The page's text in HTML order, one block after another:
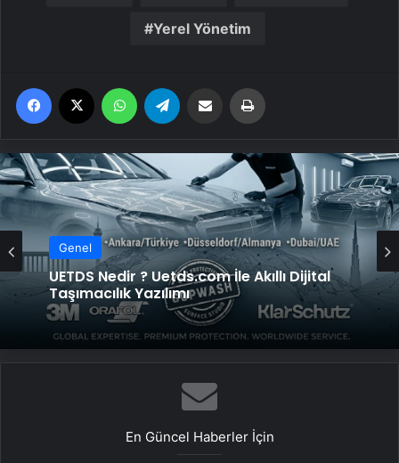
Yerel Yönetim
Facebook WhatsApp Email'den paylaş
Genel
UETDS Nedir ? Uetds.com İle Akıllı Dijital
Taşımacılık Yazılımı
En Güncel Haberler İçin